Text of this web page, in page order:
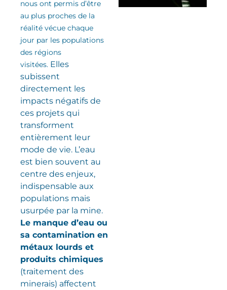
nous ont permis d’être
au plus proches de la
réalité vécue chaque
jour par les populations
des régions
visitées. Elles
subissent
directement les
impacts négatifs de
ces projets qui
transforment
entièrement leur
mode de vie. L’eau
est bien souvent au
centre des enjeux,
indispensable aux
populations mais
usurpée par la mine.
Le manque d’eau ou
sa contamination en
métaux lourds et
produits chimiques
(traitement des
minerais) affectent